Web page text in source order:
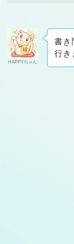
HAPPYちゃん
書き
行き